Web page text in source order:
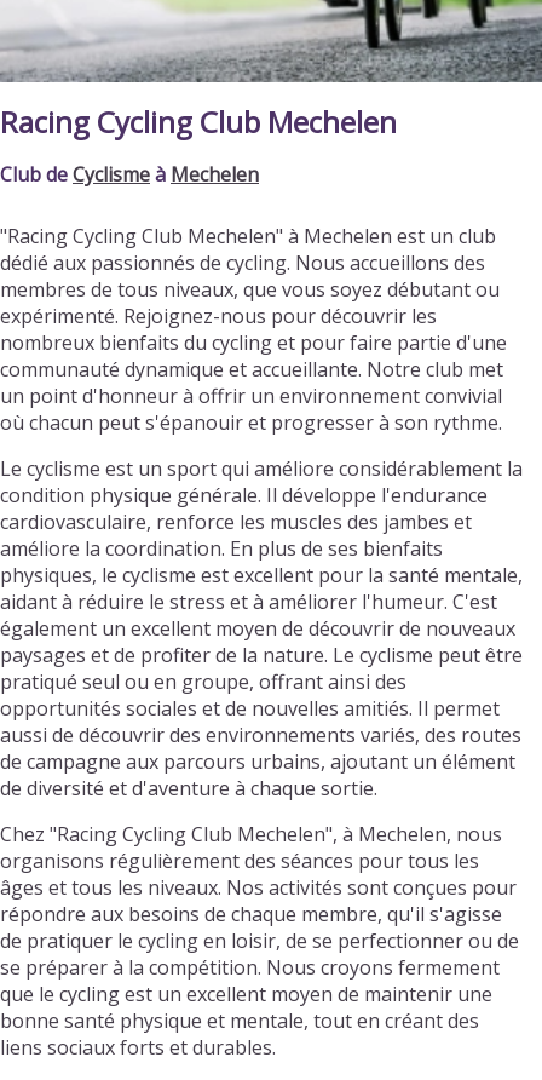
Racing Cycling Club Mechelen
Club deCyclismeà Mechelen
"Racing Cycling Club Mechelen" à Mechelen est un club
dédié aux passionnés de cycling. Nous accueillons des
membres de tous niveaux, que vous soyez débutant ou
expérimenté. Rejoignez-nous pour découvrir les
nombreux bienfaits du cycling et pour faire partie d'une
communauté dynamique et accueillante. Notre club met
un point d'honneur à offrir un environnement convivial
où chacun peut s'épanouir et progresser à son rythme.
Le cyclisme est un sport qui améliore considérablement la
condition physique générale. Il développe l'endurance
cardiovasculaire, renforce les muscles des jambes et
améliore la coordination. En plus de ses bienfaits
physiques, le cyclisme est excellent pour la santé mentale,
aidant à réduire le stress et à améliorer l'humeur. C'est
également un excellent moyen de découvrir de nouveaux
paysages et de profiter de la nature. Le cyclisme peut être
pratiqué seul ou en groupe, offrant ainsi des
opportunités sociales et de nouvelles amitiés. Il permet
aussi de découvrir des environnements variés, des routes
de campagne aux parcours urbains, ajoutant un élément
de diversité et d'aventure à chaque sortie.
Chez "Racing Cycling Club Mechelen", à Mechelen, nous
organisons régulièrement des séances pour tous les
âges et tous les niveaux. Nos activités sont conçues pour
répondre aux besoins de chaque membre, qu'il s'agisse
de pratiquer le cycling en loisir, de se perfectionner ou de
se préparer à la compétition. Nous croyons fermement
que le cycling est un excellent moyen de maintenir une
bonne santé physique et mentale, tout en créant des
liens sociaux forts et durables.